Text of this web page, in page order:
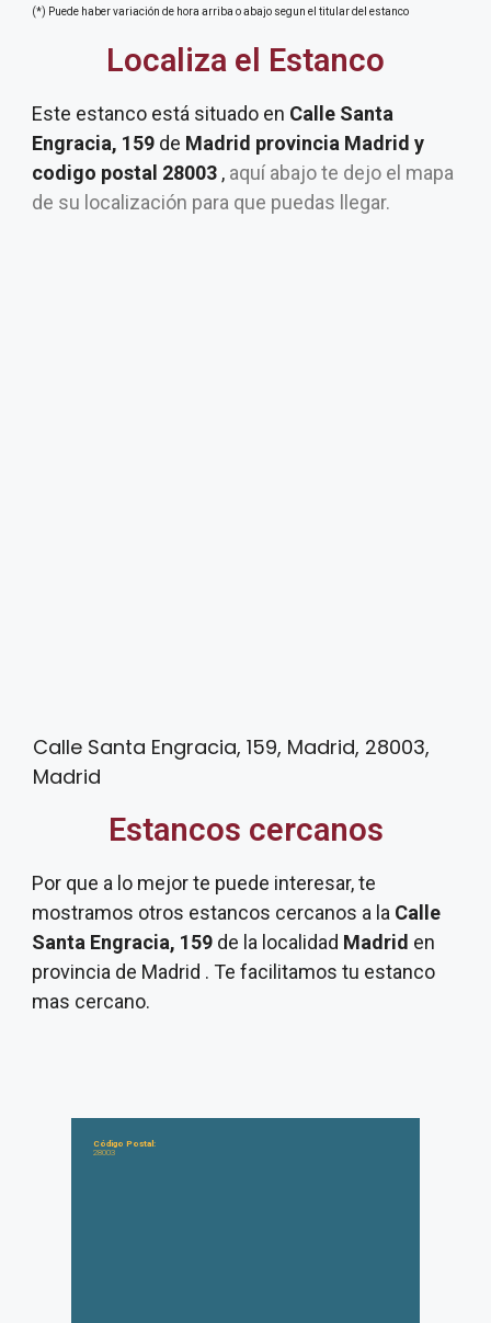
(*) Puede haber variación de hora arriba o abajo segun el titular del estanco
Localiza el Estanco
Este estanco está situado en Calle Santa
Engracia, 159 de Madrid provincia Madrid y
codigo postal 28003 , aquí abajo te dejo el mapa
de su localización para que puedas llegar.
Calle Santa Engracia, 159, Madrid, 28003,
Madrid
Estancos cercanos
Por que a lo mejor te puede interesar, te
mostramos otros estancos cercanos a la Calle
Santa Engracia, 159 de la localidad Madrid en
provincia de Madrid . Te facilitamos tu estanco
mas cercano.
Código Postal:
28003